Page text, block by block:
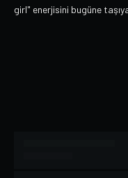
girl" enerjisini bugüne